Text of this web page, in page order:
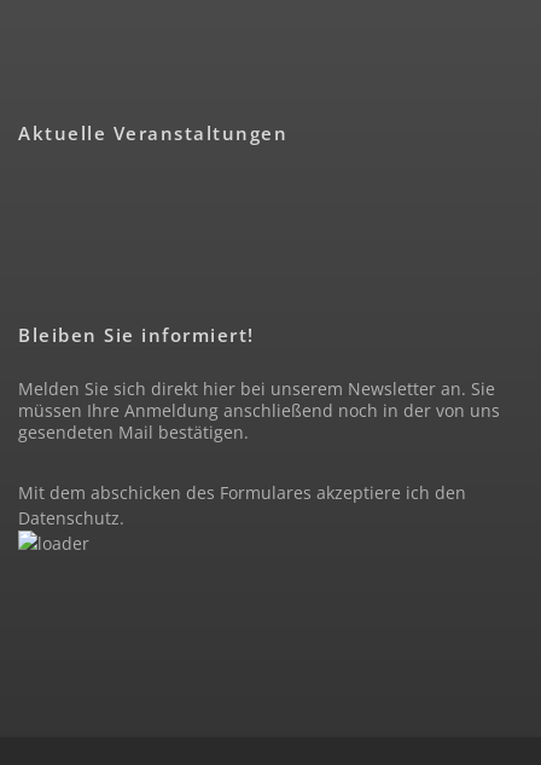
Aktuelle Veranstaltungen
Bleiben Sie informiert!
Melden Sie sich direkt hier bei unserem Newsletter an. Sie
müssen Ihre Anmeldung anschließend noch in der von uns
gesendeten Mail bestätigen.
Mit dem abschicken des Formulares akzeptiere ich den
Datenschutz.